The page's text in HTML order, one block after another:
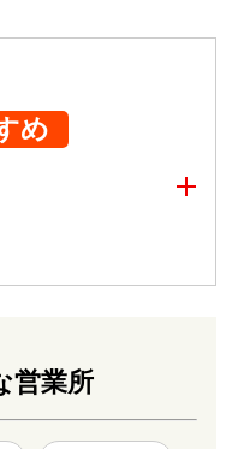
め
営業所